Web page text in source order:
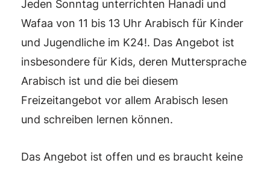
Jeden Sonntag unterrichten Hanadi und
Wafaa von 11 bis 13 Uhr Arabisch für Kinder
und Jugendliche im K24!. Das Angebot ist
insbesondere für Kids, deren Muttersprache
Arabisch ist und die bei diesem
Freizeitangebot vor allem Arabisch lesen
und schreiben lernen können.
Das Angebot ist offen und es braucht keine